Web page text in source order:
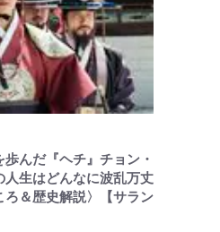
んだ『ヘチ』チョン・
人生はどんなに波乱万丈
ろ＆歴史解説〉【サラン